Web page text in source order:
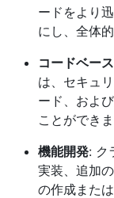
ードをより
にし、全体
コードベー
は、セキュ
ード、およ
ことができま
機能開発: ク
実装、追加
の作成また